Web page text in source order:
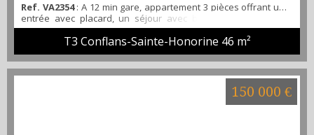
Ref. VA2354: A 12 min gare, appartement 3 pièces offrant une
entrée avec placard, un séjour avec balcon exposé sud, 2
chambres, une salle d'eau, un WC séparé, une cave, place de
parking collective dans la résidence. Proche de la gare et des
écoles, cet appartement est pour vous. Contactez rapidement
l'agence alibi immobilier pour une visite. M.Martinho Tel : 06 51
23 93 47
T3 Conflans-Sainte-Honorine 46 m²
150 000 €